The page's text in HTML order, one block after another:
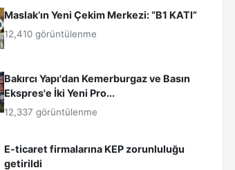
Maslak’ın Yeni Çekim Merkezi: “B1 KATI”
12,410 görüntülenme
Bakırcı Yapı'dan Kemerburgaz ve Basın
Ekspres'e İki Yeni Pro...
12,337 görüntülenme
E-ticaret firmalarına KEP zorunluluğu
getirildi